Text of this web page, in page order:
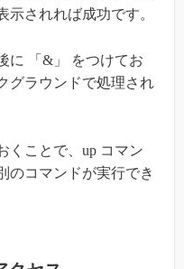
示されれば成功です。
に 「&」 をつけてお
グラウンドで処理され
くことで、up コマン
のコマンドが実行でき